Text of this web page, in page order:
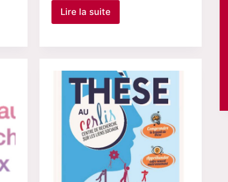
Lire la suite
Avant
le
–
AAC
pour
un
colloque
sur
« le
podcast »